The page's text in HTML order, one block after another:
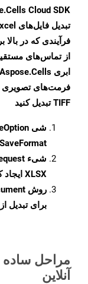
TIFF تبدیل کنید
شی
SaveFormat
شیء
XLSX ایجاد کنید
روش
برای تبدیل از XLSX فراخوانی کنید.
آنلاین